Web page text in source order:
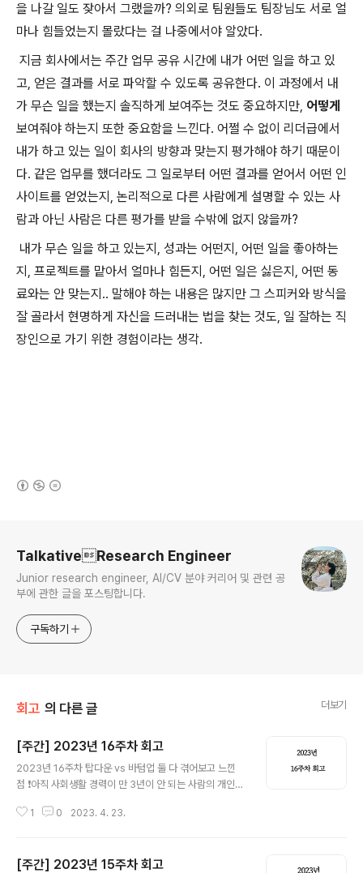
을 나갈 일도 잦아서 그랬을까? 의외로 팀원들도 팀장님도 서로 얼
마나 힘들었는지 몰랐다는 걸 나중에서야 알았다.
지금 회사에서는 주간 업무 공유 시간에 내가 어떤 일을 하고 있
고, 얻은 결과를 서로 파악할 수 있도록 공유한다. 이 과정에서 내
가 무슨 일을 했는지 솔직하게 보여주는 것도 중요하지만, 어떻게
보여줘야 하는지 또한 중요함을 느낀다. 어쩔 수 없이 리더급에서
내가 하고 있는 일이 회사의 방향과 맞는지 평가해야 하기 때문이
다. 같은 업무를 했더라도 그 일로부터 어떤 결과를 얻어서 어떤 인
사이트를 얻었는지, 논리적으로 다른 사람에게 설명할 수 있는 사
람과 아닌 사람은 다른 평가를 받을 수밖에 없지 않을까?
내가 무슨 일을 하고 있는지, 성과는 어떤지, 어떤 일을 좋아하는
지, 프로젝트를 맡아서 얼마나 힘든지, 어떤 일은 싫은지, 어떤 동
료와는 안 맞는지.. 말해야 하는 내용은 많지만 그 스피커와 방식을
잘 골라서 현명하게 자신을 드러내는 법을 찾는 것도, 일 잘하는 직
장인으로 가기 위한 경험이라는 생각.
TalkativeResearch Engineer
Junior research engineer, AI/CV 분야 커리어 및 관련 공
부에 관한 글을 포스팅합니다.
구독하기
회고 의 다른 글 더보기
[주간] 2023년 16주차 회고
2023년 16주차 탑다운 vs 바텀업 둘 다 겪어보고 느낀
점 ❗️아직 사회생활 경력이 만 3년이 안 되는 사람의 개인적
에서 중요한 의사결정과 그에 따른 업무들은 탑다운 방식
왜 내가 해?라고 생각해 본 적 없는 직장인은 아무도 없을
1 0 2023. 4. 23.
[주간] 2023년 15주차 회고